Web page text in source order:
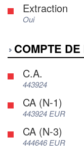
Extraction
Oui
COMPTE DE
C.A.
443924
CA (N-1)
443924 EUR
CA (N-3)
444646 EUR